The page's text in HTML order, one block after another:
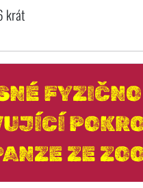
krát
ZE